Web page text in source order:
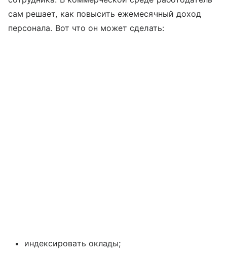
сам решает, как повысить ежемесячный доход
персонала. Вот что он может сделать:
индексировать оклады;